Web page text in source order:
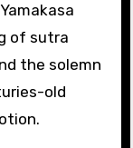
of sutra
the solemn
old